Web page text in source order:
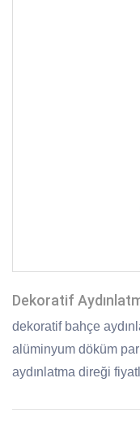
Dekoratif
dekoratif bahçe
alüminyum döküm
aydınlatma direği